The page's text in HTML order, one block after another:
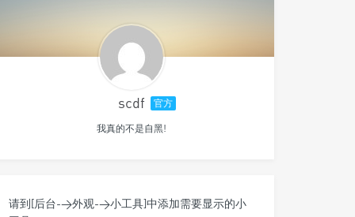
scdf 官方
我真的不是自黑!
请到[后台->外观->小工具]中添加需要显示的小